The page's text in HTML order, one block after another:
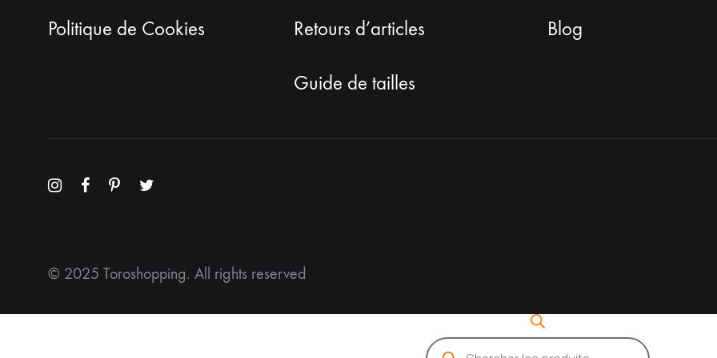
Politique de Cookies Retours d’articles
Guide de tailles
Blog
MenuMenuMenu
© 2025 Toroshopping. All rights reserved
Recherche